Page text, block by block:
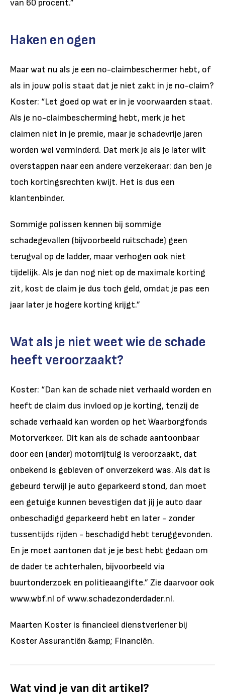
van 60 procent.”
Haken en ogen
Maar wat nu als je een no-claimbeschermer hebt, of
als in jouw polis staat dat je niet zakt in je no-claim?
Koster: “Let goed op wat er in je voorwaarden staat.
Als je no-claimbescherming hebt, merk je het
claimen niet in je premie, maar je schadevrije jaren
worden wel verminderd. Dat merk je als je later wilt
overstappen naar een andere verzekeraar: dan ben je
toch kortingsrechten kwijt. Het is dus een
klantenbinder.
Sommige polissen kennen bij sommige
schadegevallen (bijvoorbeeld ruitschade) geen
terugval op de ladder, maar verhogen ook niet
tijdelijk. Als je dan nog niet op de maximale korting
zit, kost de claim je dus toch geld, omdat je pas een
jaar later je hogere korting krijgt.”
Wat als je niet weet wie de schade
heeft veroorzaakt?
Koster: “Dan kan de schade niet verhaald worden en
heeft de claim dus invloed op je korting, tenzij de
schade verhaald kan worden op het Waarborgfonds
Motorverkeer. Dit kan als de schade aantoonbaar
door een (ander) motorrijtuig is veroorzaakt, dat
onbekend is gebleven of onverzekerd was. Als dat is
gebeurd terwijl je auto geparkeerd stond, dan moet
een getuige kunnen bevestigen dat jij je auto daar
onbeschadigd geparkeerd hebt en later - zonder
tussentijds rijden - beschadigd hebt teruggevonden.
En je moet aantonen dat je je best hebt gedaan om
de dader te achterhalen, bijvoorbeeld via
buurtonderzoek en politieaangifte.” Zie daarvoor ook
www.wbf.nl of www.schadezonderdader.nl.
Maarten Koster is financieel dienstverlener bij
Koster Assurantiën &amp; Financiën.
Wat vind je van dit artikel?